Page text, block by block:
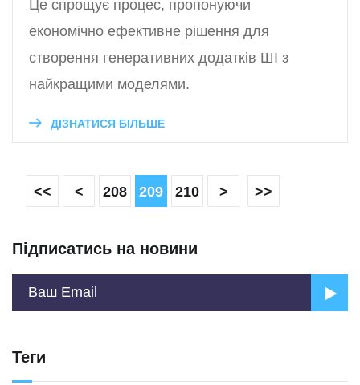
Це спрощує процес, пропонуючи
економічно ефективне рішення для
створення генеративних додатків ШІ з
найкращими моделями.
ДІЗНАТИСЯ БІЛЬШЕ
<< < 208 209 210 > >>
Підписатись на новини
Теги